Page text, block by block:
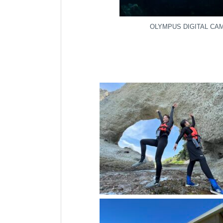
OLYMPUS DIGITAL